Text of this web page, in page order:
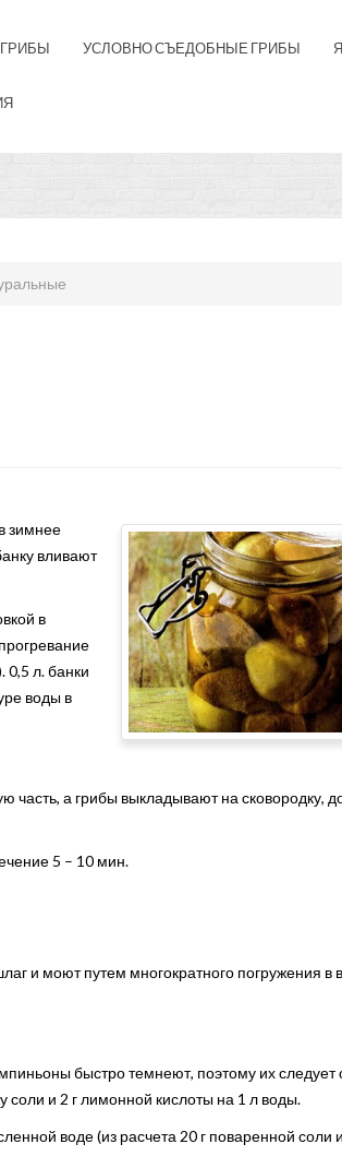
УСЛОВНО СЪЕДОБНЫЕ ГРИБЫ
зимнее
вливают
в
0,5 л. банки
воды в
часть, а грибы выкладывают на сковородку,
5 – 10 мин.
и моют путем многократного погружения в
быстро темнеют, поэтому их следует
соли и 2 г лимонной кислоты на 1 л воды.
воде (из расчета 20 г поваренной соли